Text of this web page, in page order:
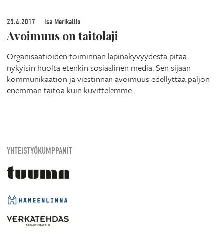
25.4.2017 Isa Merikallio
Avoimuus on taitolaji
Organisaatioiden toiminnan läpinäkyvyydestä pitää
nykyisin huolta etenkin sosiaalinen media. Sen sijaan
kommunikaation ja viestinnän avoimuus edellyttää paljon
enemmän taitoa kuin kuvittelemme.
YHTEISTYÖKUMPPANIT